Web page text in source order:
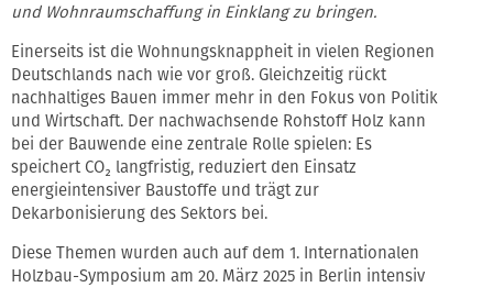
und Wohnraumschaffung in Einklang zu bringen.
Einerseits ist die Wohnungsknappheit in vielen Regionen
Deutschlands nach wie vor groß. Gleichzeitig rückt
nachhaltiges Bauen immer mehr in den Fokus von Politik
und Wirtschaft. Der nachwachsende Rohstoff Holz kann
bei der Bauwende eine zentrale Rolle spielen: Es
speichert CO₂ langfristig, reduziert den Einsatz
energieintensiver Baustoffe und trägt zur
Dekarbonisierung des Sektors bei.
Diese Themen wurden auch auf dem 1. Internationalen
Holzbau-Symposium am 20. März 2025 in Berlin intensiv